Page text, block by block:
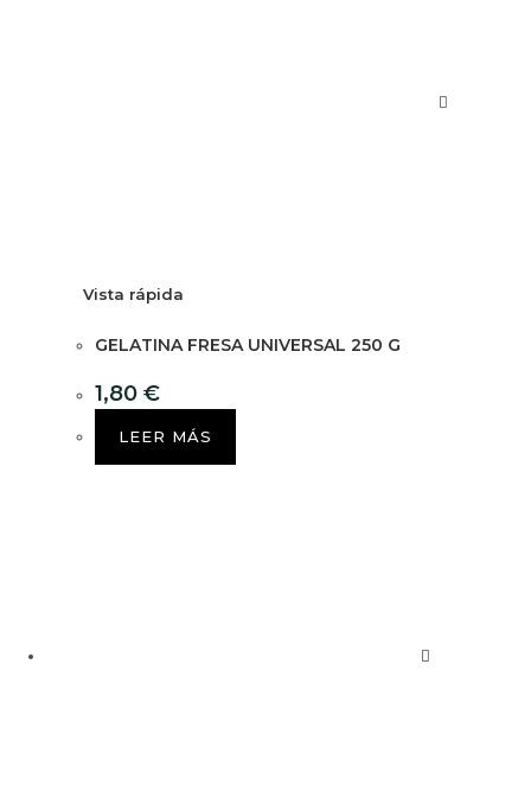
Vista rápida
GELATINA FRESA UNIVERSAL 250 G
1,80 €
LEER MÁS